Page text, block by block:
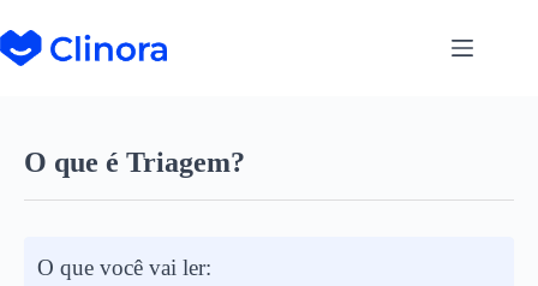
O que é Triagem?
O que você vai ler: